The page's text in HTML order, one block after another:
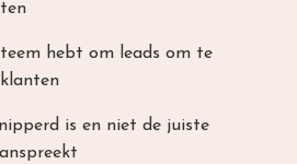
hebt om leads om te
is en niet de juiste